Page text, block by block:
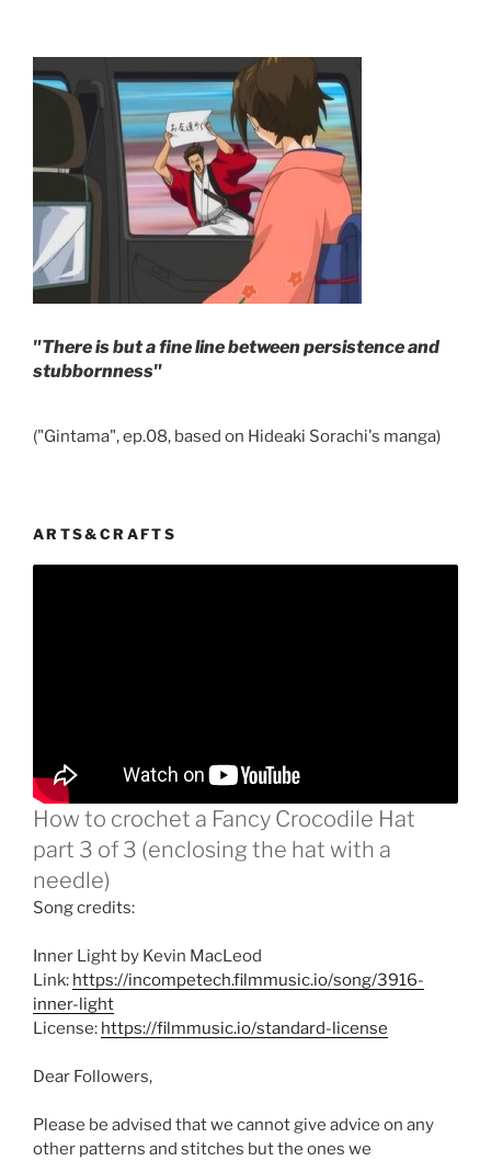
"There is but a fine line between persistence and
stubbornness"
("Gintama", ep.08, based on Hideaki Sorachi's manga)
ARTS&CRAFTS
How to crochet a Fancy Crocodile Hat
part 3 of 3 (enclosing the hat with a
needle)
Song credits:
Inner Light by Kevin MacLeod
Link: https://incompetech.filmmusic.io/song/3916-
inner-light
License: https://filmmusic.io/standard-license
Dear Followers,
Please be advised that we cannot give advice on any
other patterns and stitches but the ones we